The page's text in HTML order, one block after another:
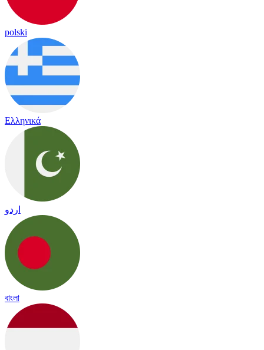
polski
Ελληνικά
اردو
বাংলা